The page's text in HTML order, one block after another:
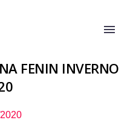
FENIN INVERNO